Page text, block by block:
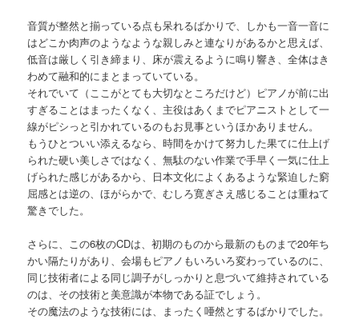
音質が整然と揃っている点も呆れるばかりで、しかも一音一音に
はどこか肉声のようなような親しみと連なりがあるかと思えば、
低音は厳しく引き締まり、床が震えるように鳴り響き、全体はき
わめて融和的にまとまっていている。
それでいて（ここがとても大切なところだけど）ピアノが前に出
すぎることはまったくなく、主役はあくまでピアニストとして一
線がピシっと引かれているのもお見事というほかありません。
もうひとついい添えるなら、時間をかけて努力した果てに仕上げ
られた硬い美しさではなく、無駄のない作業で手早く一気に仕上
げられた感じがあるから、日本文化によくあるような緊迫した窮
屈感とは逆の、ほがらかで、むしろ寛ぎさえ感じることは重ねて
驚きでした。
さらに、この6枚のCDは、初期のものから最新のものまで20年ち
かい隔たりがあり、会場もピアノもいろいろ変わっているのに、
同じ技術者による同じ調子がしっかりと息づいて維持されている
のは、その技術と美意識が本物である証でしょう。
その魔法のような技術には、まったく唖然とするばかりでした。